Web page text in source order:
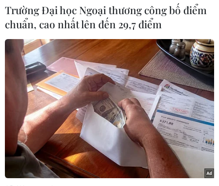
#NXP Semiconductors #Chip #CFO
Trường Đại học Ngoại thương công bố điểm
chuẩn, cao nhất lên đến 29,7 điểm